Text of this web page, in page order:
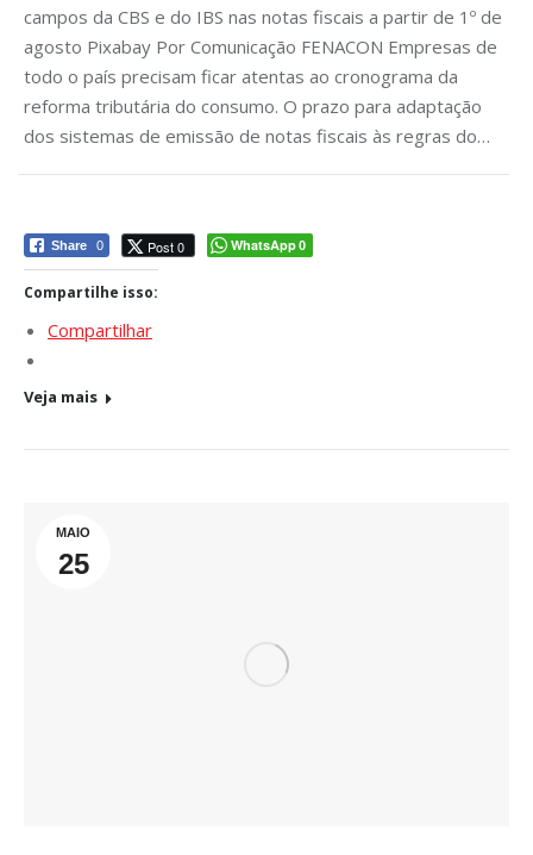
campos da CBS e do IBS nas notas fiscais a partir de 1º de
agosto Pixabay Por Comunicação FENACON Empresas de
todo o país precisam ficar atentas ao cronograma da
reforma tributária do consumo. O prazo para adaptação
dos sistemas de emissão de notas fiscais às regras do…
Share 0 Post 0 WhatsApp0
Compartilhe isso:
Compartilhar
Veja mais
MAIO
25